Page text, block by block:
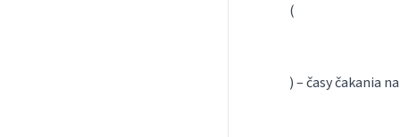
(
) – časy čakania